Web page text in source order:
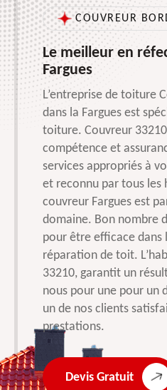
COUVREUR
Le meilleur en
Fargues
L’entreprise de toiture
dans la Fargues est
toiture. Couvreur
compétence et
services appropriés à
et reconnu par tous les
couvreur Fargues est
domaine. Bon nombre
pour être efficace dans
réparation de toit.
33210, garantit un
nous pour une pour un
un de nos clients
prestations.
Devis Gratuit